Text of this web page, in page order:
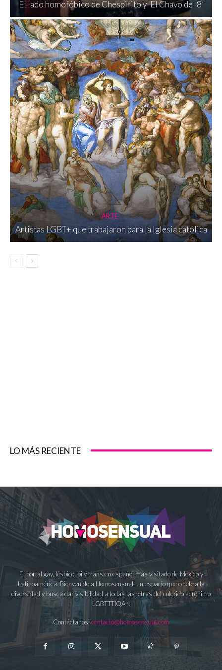
El lado homofóbico de Chespirito y ‘El Chavo del 8’
ARTE
Artistas LGBT+ que trabajaron para la Iglesia católica
LO MÁS RECIENTE
El portal gay, lésbico, bi y trans en español más visitado de México y
Latinoamérica. Bienvenido a Homosensual, un espacio que celebra la
diversidad y busca dar visibilidad a todas las letras del colorido acrónimo
LGBTTTIQA+.
Contáctanos: contacto@homosensual.com